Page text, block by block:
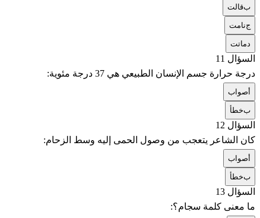
بقالت
جنامت
د ماتت
السؤال 11
درجة حرارة جسم الإنسان الطبيعي هي 37 درجة مئوية:
أصواب
بخطأ
السؤال 12
كان الشاعر يتعجب من وصول الحمى إليه وسط الزحام:
أصواب
بخطأ
السؤال 13
ما معنى كلمة سجام؟: